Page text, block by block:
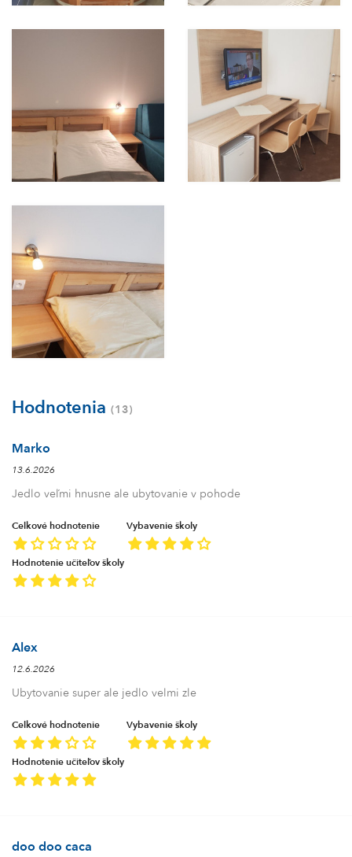
Hodnotenia (13)
Marko
13.6.2026
Jedlo veľmi hnusne ale ubytovanie v pohode
Celkové hodnotenie Vybavenie školy
Hodnotenie učiteľov školy
Alex
12.6.2026
Ubytovanie super ale jedlo velmi zle
Celkové hodnotenie Vybavenie školy
Hodnotenie učiteľov školy
doo doo caca